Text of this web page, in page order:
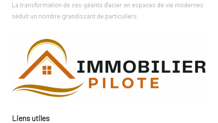
La transformation de ces géants d'acier en espaces de vie modernes
séduit un nombre grandissant de particuliers.
Liens utiles